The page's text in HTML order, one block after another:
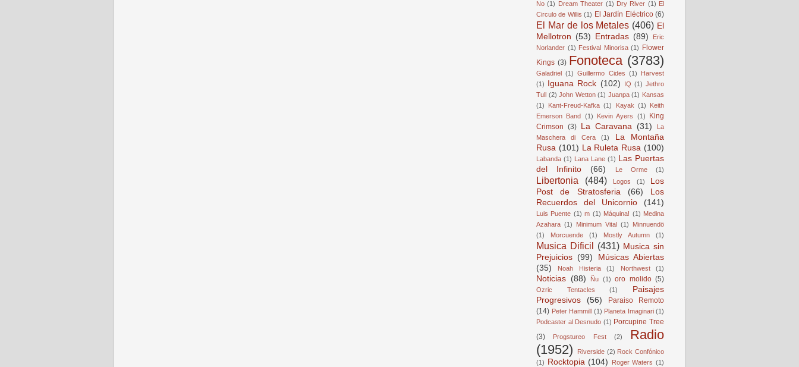
No (1) Dream Theater (1) Dry River (1) El
Circulo de Willis (1) El Jardín Eléctrico (6)
El Mar de los Metales (406) El
Mellotron (53) Entradas (89)
Eric
Norlander (1) Festival Minorisa (1) Flower
Kings (3) Fonoteca (3783)
Galadriel (1) Guillermo Cides (1)
Harvest
(1) Iguana Rock (102) IQ (1) Jethro
Tull (2) John Wetton (1) Juanpa (1) Kansas
(1)
Kant-Freud-Kafka (1) Kayak (1)
Keith
Emerson Band (1) Kevin Ayers (1)
King
Crimson (3) La Caravana (31)
La
Maschera di Cera
(1)
La Montaña
Rusa (101) La Ruleta Rusa (100)
Labanda (1) Lana Lane (1) Las Puertas
del Infinito
(66) Le Orme (1)
Libertonia (484) Logos (1)
Los
Post de Stratosferia
(66)
Los
Recuerdos del Unicornio
(141)
Luis Puente (1) m (1) Máquina! (1) Medina
Azahara (1) Minimum Vital (1)
Minnuendö
(1)
Morcuende (1) Mostly Autumn (1)
Musica Dificil (431) Musica sin
Prejuicios (99)
Músicas Abiertas
(35)
Noah Histeria (1) Northwest (1)
Noticias (88) Ñu (1) oro molido (5)
Ozric Tentacles (1)
Paisajes
Progresivos
(56)
Paraiso Remoto
(14) Peter Hammill (1) Planeta Imaginari (1)
Podcaster al Desnudo (1) Porcupine Tree
(3)
Progstureo Fest (2)
Radio
(1952)
Riverside (2) Rock Confónico
(1) Rocktopia (104) Roger Waters (1)